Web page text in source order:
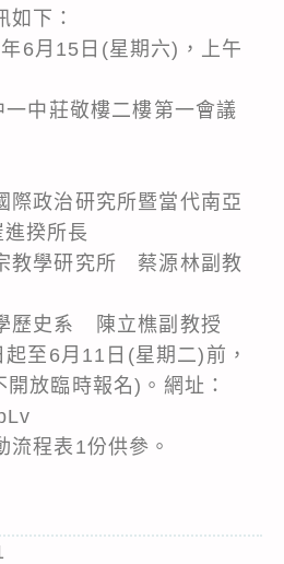
下：
6月15日(星期六)，上午
中莊敬樓二樓第一會議
際政治研究所暨當代南亞
揆所長
教學研究所 蔡源林副教
歷史系 陳立樵副教授
至6月11日(星期二)前，
放臨時報名)。網址：
流程表1份供參。